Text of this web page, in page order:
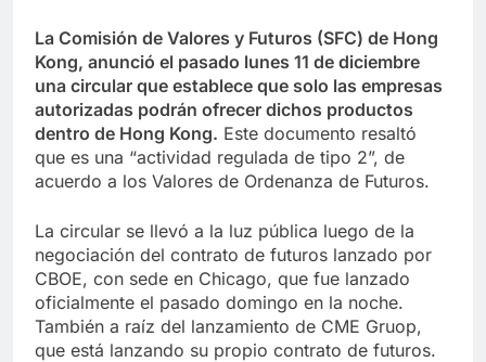
La Comisión de Valores y Futuros (SFC) de Hong
Kong, anunció el pasado lunes 11 de diciembre
una circular que establece que solo las empresas
autorizadas podrán ofrecer dichos productos
dentro de Hong Kong. Este documento resaltó
que es una “actividad regulada de tipo 2”, de
acuerdo a los Valores de Ordenanza de Futuros.
La circular se llevó a la luz pública luego de la
negociación del contrato de futuros lanzado por
CBOE, con sede en Chicago, que fue lanzado
oficialmente el pasado domingo en la noche.
También a raíz del lanzamiento de CME Gruop,
que está lanzando su propio contrato de futuros.